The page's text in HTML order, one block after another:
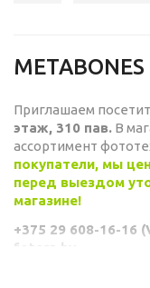
METABONES
Приглашаем
этаж, 310 пав. В
ассортимент
покупатели, мы
перед выездом
магазине!
+375 29 608-16-16
fotera.by